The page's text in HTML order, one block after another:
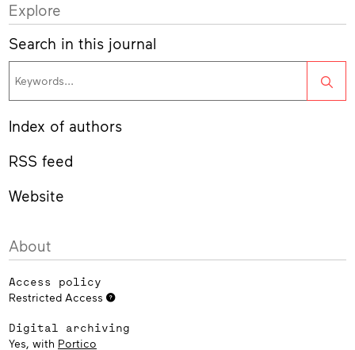
Explore
Search in this journal
Index of authors
RSS feed
Website
About
Access policy
Restricted Access
Digital archiving
Yes, with Portico